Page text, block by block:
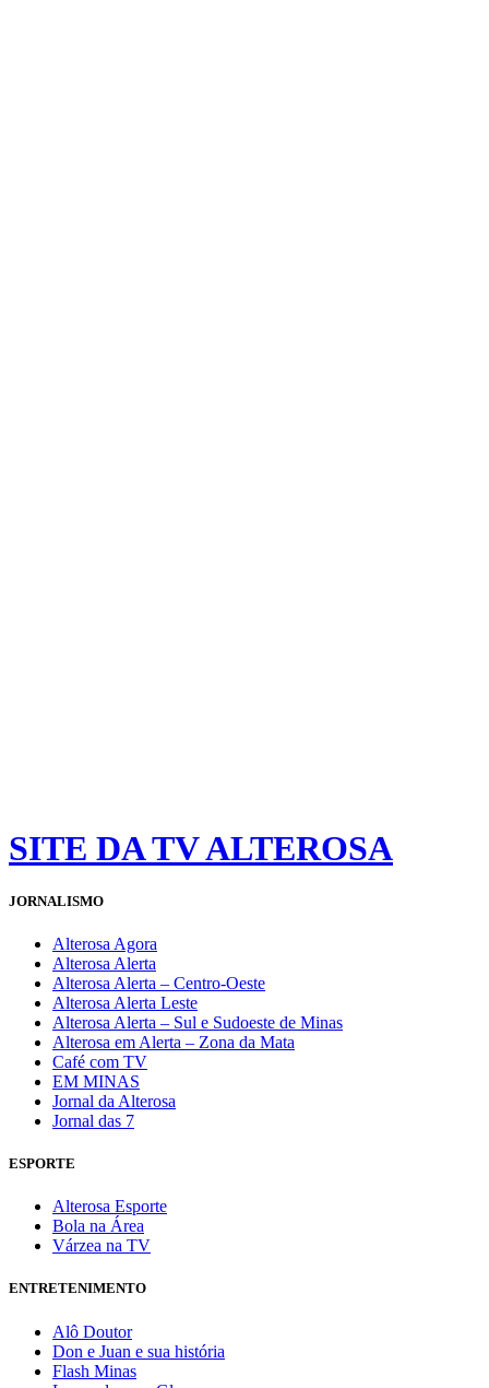
SITE DA TV ALTEROSA
JORNALISMO
Alterosa Agora
Alterosa Alerta
Alterosa Alerta – Centro-Oeste
Alterosa Alerta Leste
Alterosa Alerta – Sul e Sudoeste de Minas
Alterosa em Alerta – Zona da Mata
Café com TV
EM MINAS
Jornal da Alterosa
Jornal das 7
ESPORTE
Alterosa Esporte
Bola na Área
Várzea na TV
ENTRETENIMENTO
Alô Doutor
Don e Juan e sua história
Flash Minas